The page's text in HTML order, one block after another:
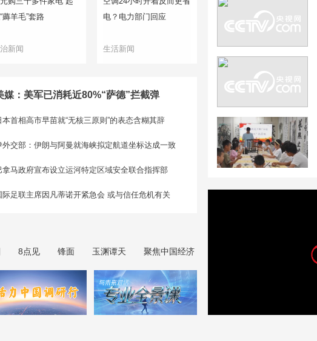
薅羊毛”套路
新闻
电？电力部门回应
生活新闻
媒：美军已消耗近80%“萨德”拦截弹
本首相高市早苗就“无核三原则”的表态含糊其辞
外交部：伊朗与阿曼就海峡拟定航道坐标达成一致
拿马政府宣布设立运河特定区域安全联合指挥部
际足联主席因凡蒂诺开紧急会 或与信任危机有关
8点见 锋面 玉渊谭天 聚焦中国经济